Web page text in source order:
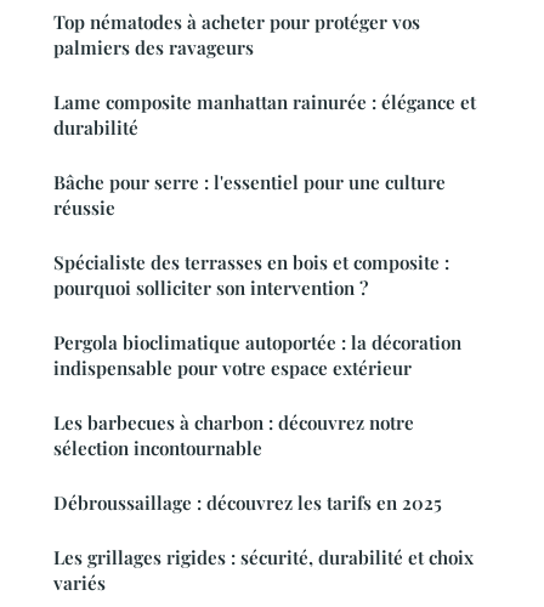
Top nématodes à acheter pour protéger vos
palmiers des ravageurs
Lame composite manhattan rainurée : élégance et
durabilité
Bâche pour serre : l'essentiel pour une culture
réussie
Spécialiste des terrasses en bois et composite :
pourquoi solliciter son intervention ?
Pergola bioclimatique autoportée : la décoration
indispensable pour votre espace extérieur
Les barbecues à charbon : découvrez notre
sélection incontournable
Débroussaillage : découvrez les tarifs en 2025
Les grillages rigides : sécurité, durabilité et choix
variés